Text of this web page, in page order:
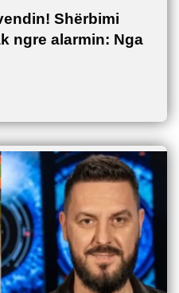
Shërbimi
ngre alarmin: Nga